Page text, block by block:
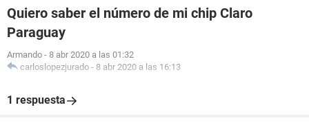
Quiero saber el número de mi chip Claro
Paraguay
Armando - 8 abr 2020 a las 01:32
carloslopezjurado - 8 abr 2020 a las 16:13
1 respuesta